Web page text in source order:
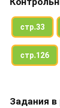
стр.33
стр.126
Задания в